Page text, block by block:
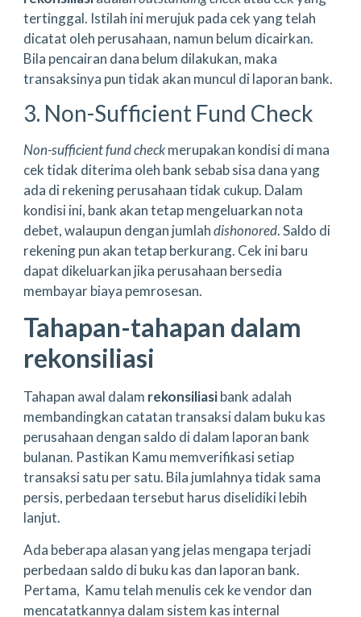
tertinggal. Istilah ini merujuk pada cek yang telah
dicatat oleh perusahaan, namun belum dicairkan.
Bila pencairan dana belum dilakukan, maka
transaksinya pun tidak akan muncul di laporan bank.
3. Non-Sufficient Fund Check
Non-sufficient fund checkmerupakan kondisi di mana
cek tidak diterima oleh bank sebab sisa dana yang
ada di rekening perusahaan tidak cukup. Dalam
kondisi ini, bank akan tetap mengeluarkan nota
debet, walaupun dengan jumlahdishonored. Saldo di
rekening pun akan tetap berkurang. Cek ini baru
dapat dikeluarkan jika perusahaan bersedia
membayar biaya pemrosesan.
Tahapan-tahapan dalam
rekonsiliasi
Tahapan awal dalam rekonsiliasibank adalah
membandingkan catatan transaksi dalam buku kas
perusahaan dengan saldo di dalam laporan bank
bulanan. Pastikan Kamu memverifikasi setiap
transaksi satu per satu. Bila jumlahnya tidak sama
persis, perbedaan tersebut harus diselidiki lebih
lanjut.
Ada beberapa alasan yang jelas mengapa terjadi
perbedaan saldo di buku kas dan laporan bank.
Pertama, Kamu telah menulis cek ke vendor dan
mencatatkannya dalam sistem kas internal